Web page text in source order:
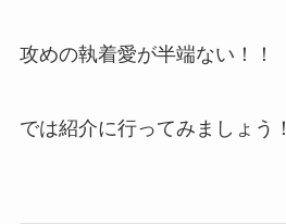
攻めの執着愛が半端ない！！
では紹介に行ってみましょう！